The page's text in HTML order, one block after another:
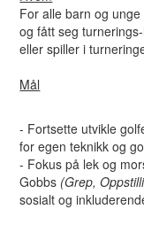
For alle barn og
og fått seg
eller spiller i
Mål
- Fortsette utvikle
for egen teknikk og
- Fokus på lek og
Gobbs (Grep,
sosialt og